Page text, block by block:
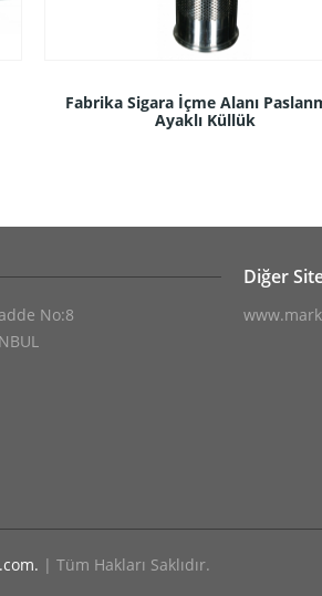
Fabrika Sigara İçme Alanı
Ayaklı Küllük
No:8
Diğer
| Tüm Hakları Saklıdır.